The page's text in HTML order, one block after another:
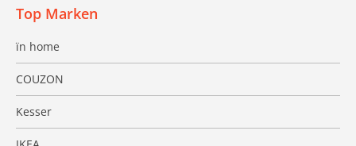
Top Marken
ïn home
COUZON
Kesser